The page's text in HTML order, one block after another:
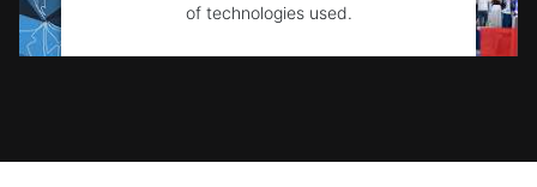
of technologies used.
Powered byUsercentrics Consent